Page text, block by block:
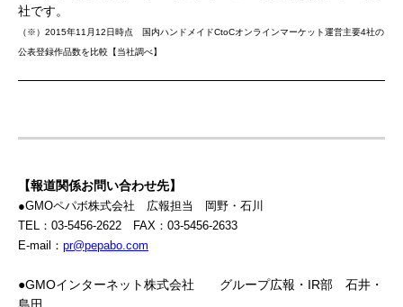
社です。
（※）2015年11月12日時点 国内ハンドメイドCtoCオンラインマーケット運営主要4社の
公表登録作品数を比較【当社調べ】
【報道関係お問い合わせ先】
●GMOペパボ株式会社 広報担当 岡野・石川
TEL：03-5456-2622 FAX：03-5456-2633
E-mail： pr@pepabo.com
●GMOインターネット株式会社 グループ広報・IR部 石井・